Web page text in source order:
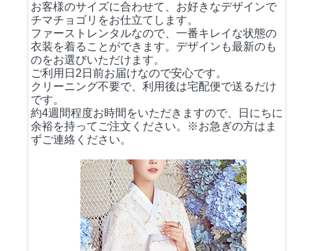
お客様のサイズに合わせて、お好きなデザインで
チマチョゴリをお仕立てします。
ファーストレンタルなので、一番キレイな状態の
衣装を着ることができます。デザインも最新のも
のをお選びいただけます。
ご利用日2日前お届けなので安心です。
クリーニング不要で、利用後は宅配便で送るだけ
です。
約4週間程度お時間をいただきますので、日にちに
余裕を持ってご注文ください。※お急ぎの方はま
ずご連絡ください。